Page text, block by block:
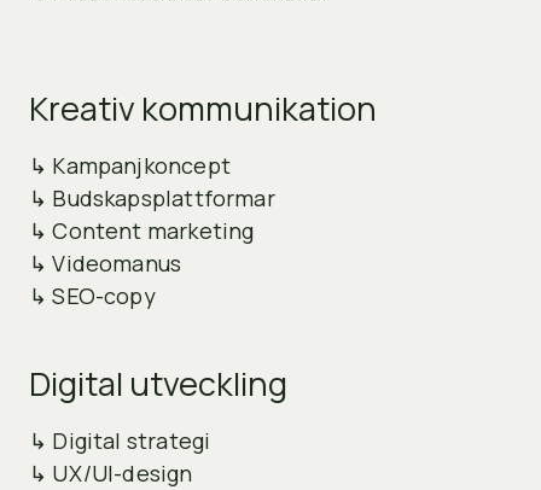
Kreativ kommunikation
↳ Kampanjkoncept
↳ Budskapsplattformar
↳ Content marketing
↳ Videomanus
↳ SEO-copy
Digital utveckling
↳ Digital strategi
↳ UX/UI-design